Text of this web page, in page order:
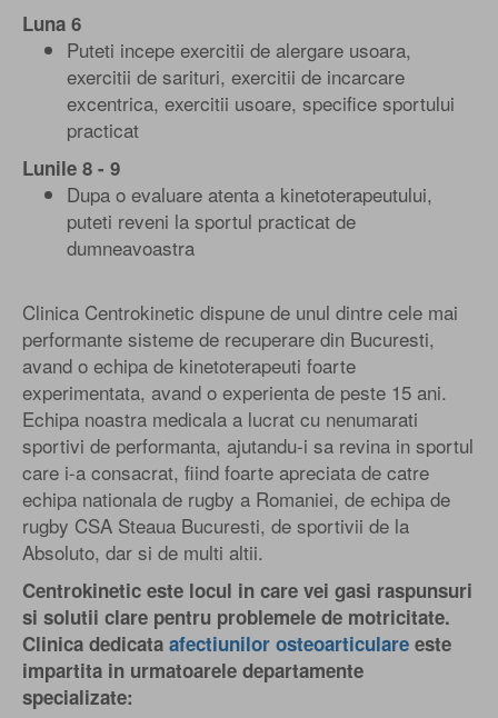
Luna 6
Puteti incepe exercitii de alergare usoara,
exercitii de sarituri, exercitii de incarcare
excentrica, exercitii usoare, specifice sportului
practicat
Lunile 8 - 9
Dupa o evaluare atenta a kinetoterapeutului,
puteti reveni la sportul practicat de
dumneavoastra
Clinica Centrokinetic dispune de unul dintre cele mai
performante sisteme de recuperare din Bucuresti,
avand o echipa de kinetoterapeuti foarte
experimentata, avand o experienta de peste 15 ani.
Echipa noastra medicala a lucrat cu nenumarati
sportivi de performanta, ajutandu-i sa revina in sportul
care i-a consacrat, fiind foarte apreciata de catre
echipa nationala de rugby a Romaniei, de echipa de
rugby CSA Steaua Bucuresti, de sportivii de la
Absoluto, dar si de multi altii.
Centrokinetic este locul in care vei gasi raspunsuri
si solutii clare pentru problemele de motricitate.
Clinica dedicata afectiunilor osteoarticulare este
impartita in urmatoarele departamente
specializate: